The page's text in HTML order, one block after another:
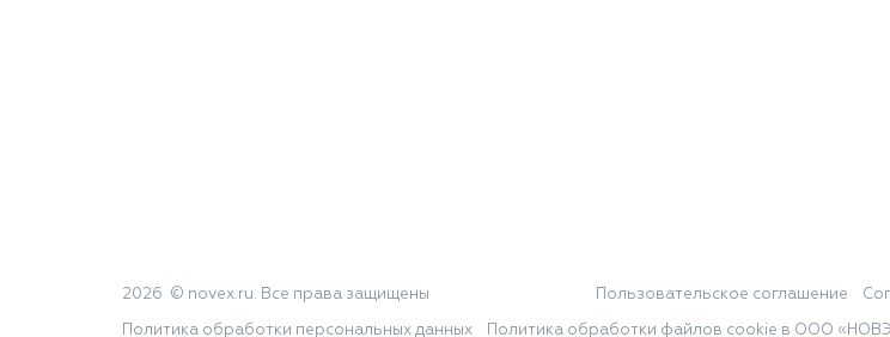
2026 © novex.ru. Все права защищены Пользовательское соглашение
Политика обработки персональных данных Политика обработки файлов cookie в ООО